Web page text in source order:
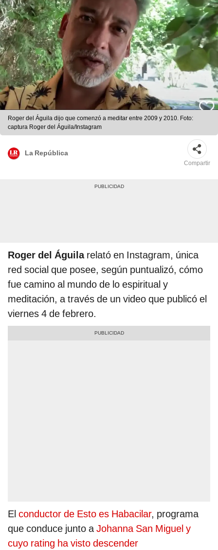
Roger del Águila dijo que comenzó a meditar entre 2009 y 2010. Foto:
captura Roger del Águila/Instagram
La República
Compartir
Roger del Águilarelató en Instagram, única
red social que posee, según puntualizó, cómo
fue camino al mundo de lo espiritual y
meditación, a través de un video que publicó el
viernes 4 de febrero.
El conductor de Esto es Habacilar, programa
que conduce junto aJohanna San Miguel y
cuyo rating ha visto descender